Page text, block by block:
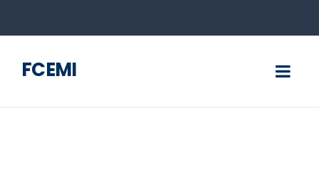
FCEMI